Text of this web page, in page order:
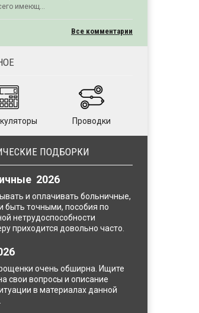
имеющ...
Все комментарии
Проводки
ПОДБОРКИ
2026
и оплачивать больничные,
быть точными, пособия по
нетрудоспособности
приходится довольно часто.
очень обширна. Ищите
свои вопросы и описание
в материалах данной